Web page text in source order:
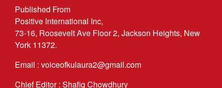
Published From
Positive International Inc,
73-16, Roosevelt Ave Floor 2, Jackson Heights, New
York 11372.
Email : voiceofkulaura2@gmail.com
Chief Editor : Shafiq Chowdhury